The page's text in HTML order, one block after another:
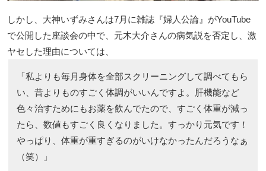
しかし、大神いずみさんは7月に雑誌『婦人公論』がYouTube
で公開した座談会の中で、元木大介さんの病気説を否定し、激
ヤセした理由については、
「私よりも毎月身体を全部スクリーニングして調べてもら
い、昔よりものすごく体調がいいんですよ。肝機能など
色々治すためにもお薬を飲んでたので、すごく体重が減っ
たら、数値もすごく良くなりました。すっかり元気です！
やっぱり、体重が重すぎるのがいけなかったんだろうなぁ
（笑）」